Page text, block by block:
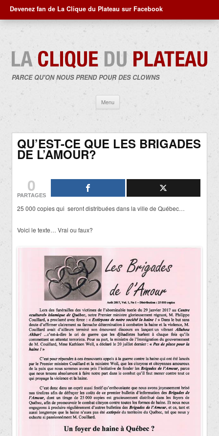
Devenez fan de La Clique du Plateau sur Facebook
PARCE QU'ON NOUS PREND POUR DES CLOWNS
Menu
contenu
QU’EST-CE QUE LES BRIGADES
DE L’AMOUR?
0
PARTAGES
25 000 copies qui seront distribuées dans la ville de Québec…
Voici le texte… Vrai ou faux?